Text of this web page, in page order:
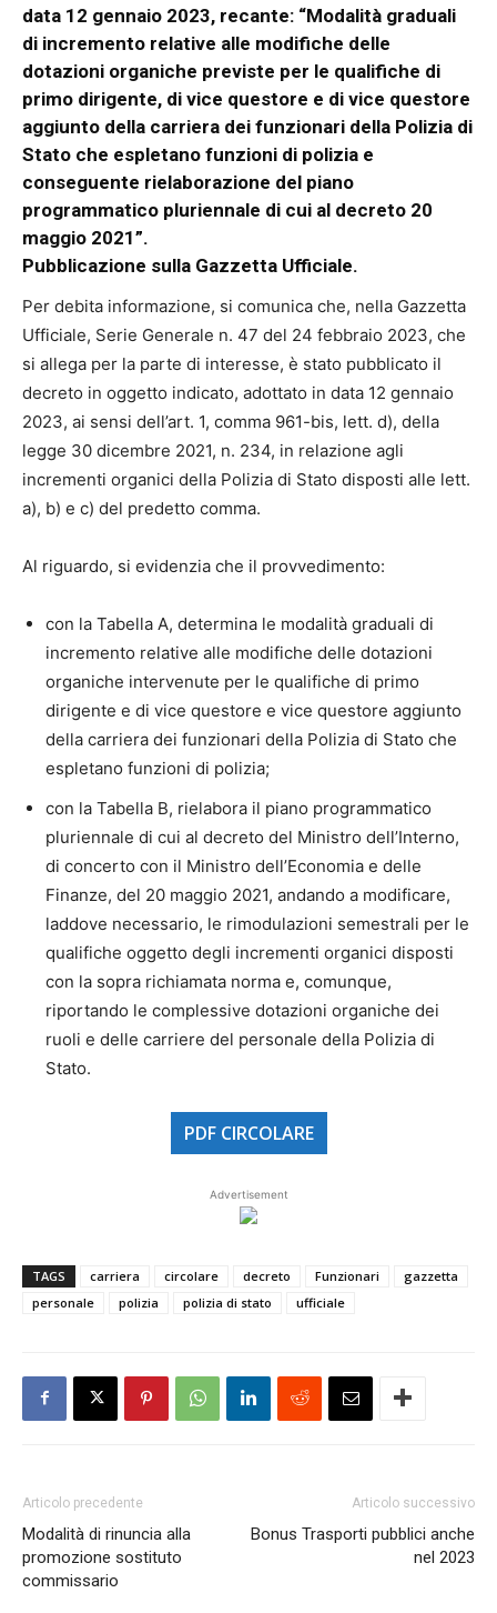
data 12 gennaio 2023, recante: “Modalità graduali
di incremento relative alle modifiche delle
dotazioni organiche previste per le qualifiche di
primo dirigente, di vice questore e di vice questore
aggiunto della carriera dei funzionari della Polizia di
Stato che espletano funzioni di polizia e
conseguente rielaborazione del piano
programmatico pluriennale di cui al decreto 20
maggio 2021”.
Pubblicazione sulla Gazzetta Ufficiale.
Per debita informazione, si comunica che, nella Gazzetta
Ufficiale, Serie Generale n. 47 del 24 febbraio 2023, che
si allega per la parte di interesse, è stato pubblicato il
decreto in oggetto indicato, adottato in data 12 gennaio
2023, ai sensi dell’art. 1, comma 961-bis, lett. d), della
legge 30 dicembre 2021, n. 234, in relazione agli
incrementi organici della Polizia di Stato disposti alle lett.
a), b) e c) del predetto comma.
Al riguardo, si evidenzia che il provvedimento:
con la Tabella A, determina le modalità graduali di
incremento relative alle modifiche delle dotazioni
organiche intervenute per le qualifiche di primo
dirigente e di vice questore e vice questore aggiunto
della carriera dei funzionari della Polizia di Stato che
espletano funzioni di polizia;
con la Tabella B, rielabora il piano programmatico
pluriennale di cui al decreto del Ministro dell’Interno,
di concerto con il Ministro dell’Economia e delle
Finanze, del 20 maggio 2021, andando a modificare,
laddove necessario, le rimodulazioni semestrali per le
qualifiche oggetto degli incrementi organici disposti
con la sopra richiamata norma e, comunque,
riportando le complessive dotazioni organiche dei
ruoli e delle carriere del personale della Polizia di
Stato.
PDF CIRCOLARE
Advertisement
TAGS carriera circolare decreto Funzionari
gazzetta
personale
polizia polizia di stato ufficiale
Articolo precedente
Modalità di rinuncia alla
promozione sostituto
commissario
Articolo successivo
Bonus Trasporti pubblici anche
nel 2023